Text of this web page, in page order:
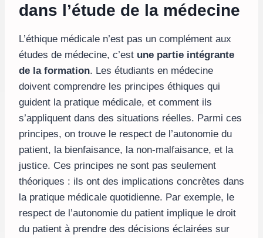
dans l’étude de la médecine
L’éthique médicale n’est pas un complément aux
études de médecine, c’est une partie intégrante
de la formation. Les étudiants en médecine
doivent comprendre les principes éthiques qui
guident la pratique médicale, et comment ils
s’appliquent dans des situations réelles. Parmi ces
principes, on trouve le respect de l’autonomie du
patient, la bienfaisance, la non-malfaisance, et la
justice. Ces principes ne sont pas seulement
théoriques : ils ont des implications concrètes dans
la pratique médicale quotidienne. Par exemple, le
respect de l’autonomie du patient implique le droit
du patient à prendre des décisions éclairées sur